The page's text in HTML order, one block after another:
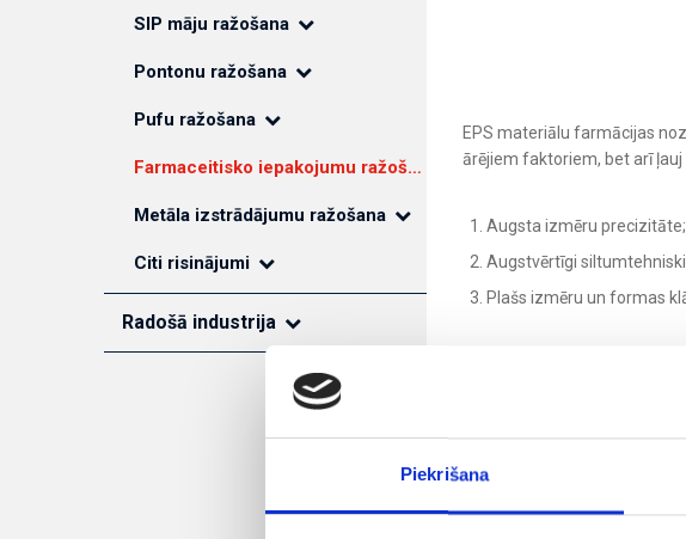
Piekrišana
SIP māju ražošana
Pontonu ražošana
Pufu ražošana
Farmaceitisko iepakojumu ražošana
Metāla izstrādājumu ražošana
Citi risinājumi
Radošā industrija
EPS materiālu farmācijas
ārējiem faktoriem, bet arī
Augsta izmēru precizitāte;
Augstvērtīgi
Plašs izmēru un formas
Mūsu izstrādājumu